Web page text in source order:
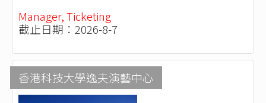
Manager, Ticketing
截止日期：2026-8-7
香港科技大學逸夫演藝中心